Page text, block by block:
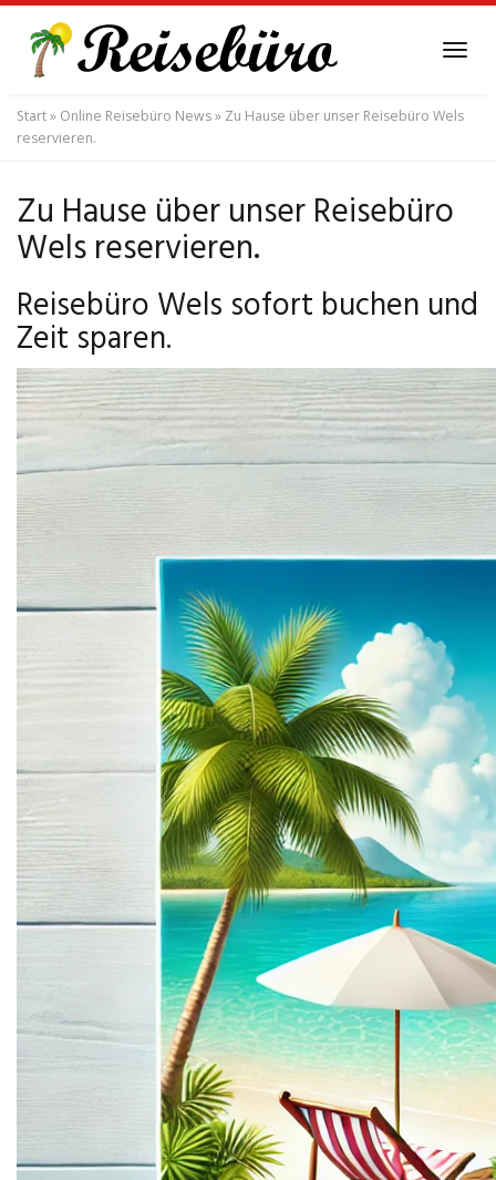
main
content
Start» Online Reisebüro News» Zu Hause über unser Reisebüro Wels
reservieren.
Zu Hause über unser Reisebüro
Wels reservieren.
Reisebüro Wels sofort buchen und
Zeit sparen.